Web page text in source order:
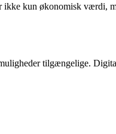
kun økonomisk
tilgængelige.